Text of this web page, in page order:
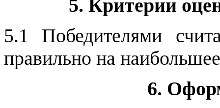
5. Критерии
5.1 Победителями
правильно на
6.